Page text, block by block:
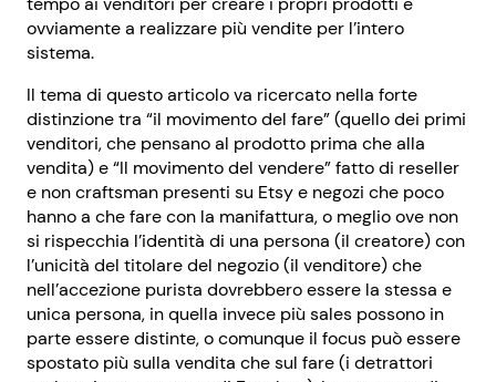
ovviamente a realizzare più vendite per l’intero
sistema.
Il tema di questo articolo va ricercato nella forte
distinzione tra “il movimento del fare” (quello dei primi
venditori, che pensano al prodotto prima che alla
vendita) e “Il movimento del vendere” fatto di reseller
e non craftsman presenti su Etsy e negozi che poco
hanno a che fare con la manifattura, o meglio ove non
si rispecchia l’identità di una persona (il creatore) con
l’unicità del titolare del negozio (il venditore) che
nell’accezione purista dovrebbero essere la stessa e
unica persona, in quella invece più sales possono in
parte essere distinte, o comunque il focus può essere
spostato più sulla vendita che sul fare (i detrattori